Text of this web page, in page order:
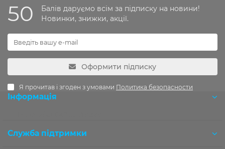
50
Балів даруємо всім за підписку на новини!
Новинки, знижки, акції.
Оформити підписку
Я прочитав і згоден з умовами Политика безопасности
Інформація
Служба підтримки